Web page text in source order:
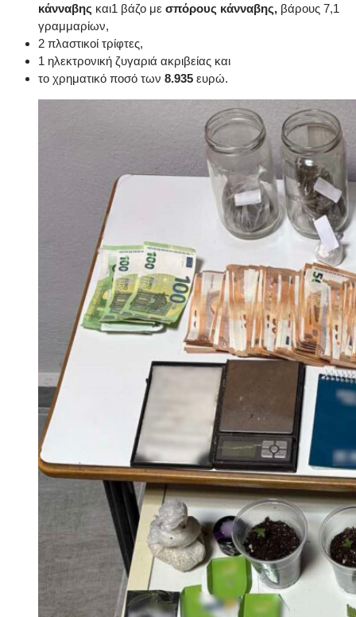
κάνναβης και1 βάζο με σπόρους κάνναβης, βάρους 7,1
γραμμαρίων,
2 πλαστικοί τρίφτες,
1 ηλεκτρονική ζυγαριά ακριβείας και
το χρηματικό ποσό των 8.935 ευρώ.